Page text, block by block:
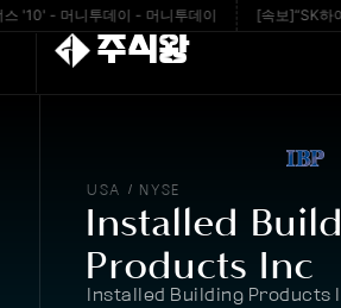
- 머니투데이 - 머니투데이 [속보]“SK하이닉스,
주식왕
USA / NYSE
Installed
Products Inc
Installed Building Products